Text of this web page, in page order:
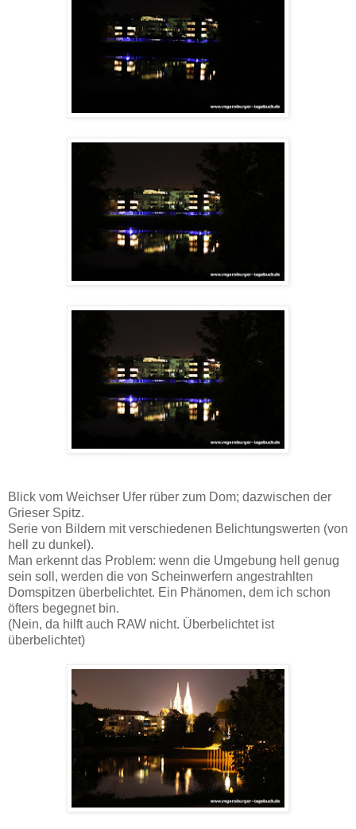
Blick vom Weichser Ufer rüber zum Dom; dazwischen der
Grieser Spitz.
Serie von Bildern mit verschiedenen Belichtungswerten (von
hell zu dunkel).
Man erkennt das Problem: wenn die Umgebung hell genug
sein soll, werden die von Scheinwerfern angestrahlten
Domspitzen überbelichtet. Ein Phänomen, dem ich schon
öfters begegnet bin.
(Nein, da hilft auch RAW nicht. Überbelichtet ist
überbelichtet)